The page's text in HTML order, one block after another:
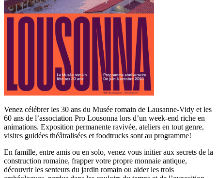
Venez célébrer les 30 ans du Musée romain de Lausanne-Vidy et les
60 ans de l’association Pro Lousonna lors d’un week-end riche en
animations. Exposition permanente ravivée, ateliers en tout genre,
visites guidées théâtralisées et foodtrucks sont au programme!
En famille, entre amis ou en solo, venez vous initier aux secrets de la
construction romaine, frapper votre propre monnaie antique,
découvrir les senteurs du jardin romain ou aider les trois